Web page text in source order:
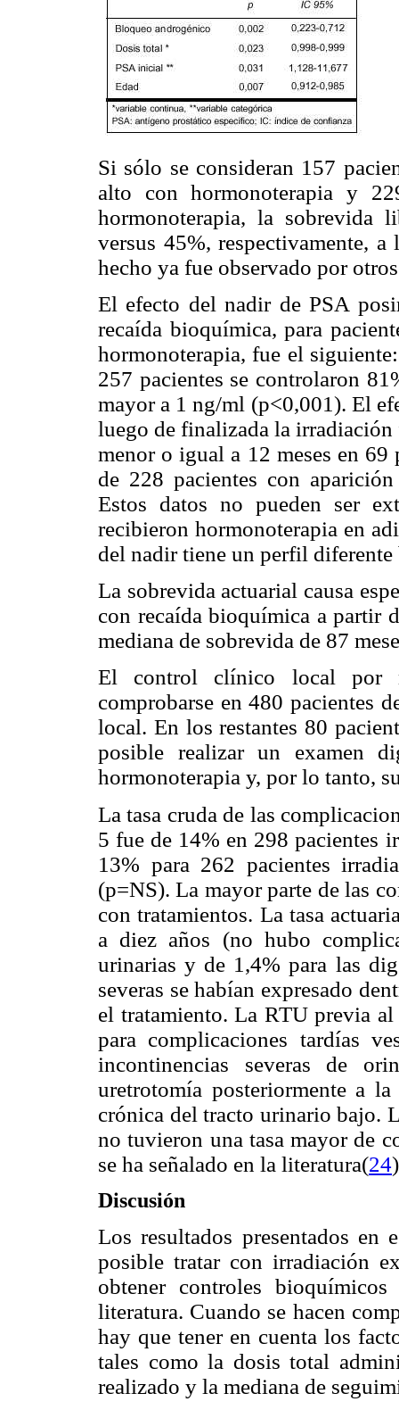
Si sólo se consideran 157
alto con hormonoterapia y
hormonoterapia, la sobrevida
versus 45%, respectivamente,
hecho ya fue observado por
El efecto del nadir de PSA
recaída bioquímica, para
hormonoterapia, fue el
257 pacientes se controlaron
mayor a 1 ng/ml (p<0,001). El
luego de finalizada la
menor o igual a 12 meses en
de 228 pacientes con
Estos datos no pueden ser
recibieron hormonoterapia en
del nadir tiene un perfil
La sobrevida actuarial causa
con recaída bioquímica a partir
mediana de sobrevida de 87
El control clínico local por
comprobarse en 480 pacientes
local. En los restantes 80
posible realizar un examen
hormonoterapia y, por lo tanto,
La tasa cruda de las
5 fue de 14% en 298 pacientes
13% para 262 pacientes
(p=NS). La mayor parte de las
con tratamientos. La tasa
a diez años (no hubo
urinarias y de 1,4% para las
severas se habían expresado
el tratamiento. La RTU previa
para complicaciones tardías
incontinencias severas de
uretrotomía posteriormente a
crónica del tracto urinario bajo.
no tuvieron una tasa mayor de
se ha señalado en la literatura(24
Discusión
Los resultados presentados en
posible tratar con irradiación
obtener controles
literatura. Cuando se hacen
hay que tener en cuenta los
tales como la dosis total
realizado y la mediana de